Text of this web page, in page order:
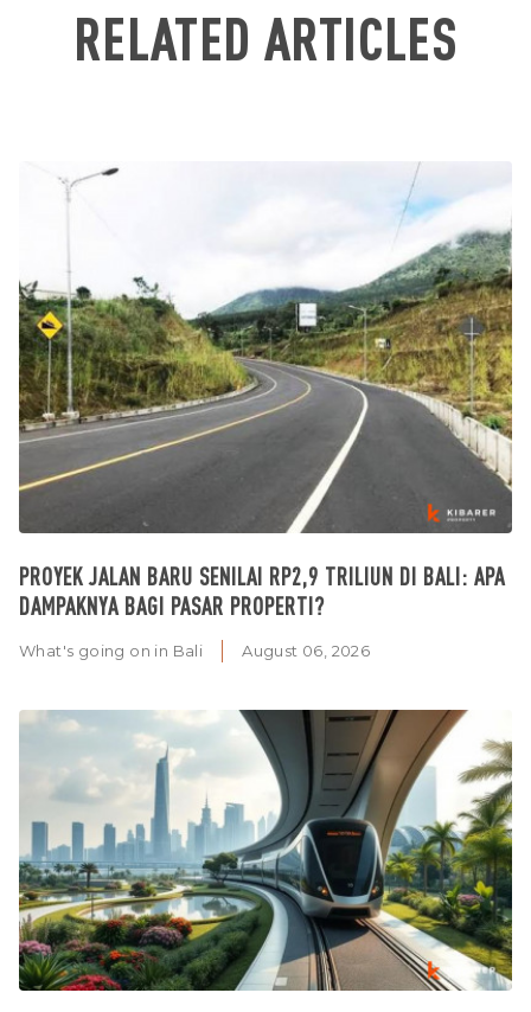
RELATED ARTICLES
PROYEK JALAN BARU SENILAI RP2,9 TRILIUN DI BALI: APA
DAMPAKNYA BAGI PASAR PROPERTI?
What's going on in Bali August 06, 2026